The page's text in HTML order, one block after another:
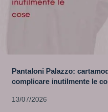
Pantaloni Palazzo:
complicare inutilmente le
13/07/2026